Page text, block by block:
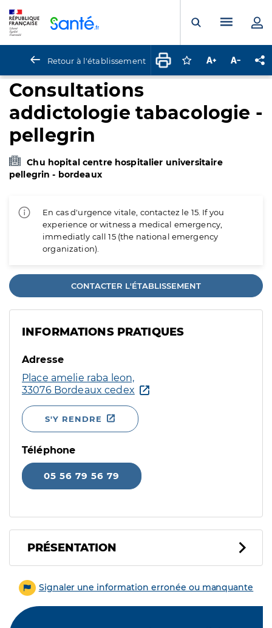
Ouvrir laMenu
Retour à l'établissement Connectez-vous
Augmenter la
Consultations
addictologie tabacologie -
pellegrin
Chu hopital centre hospitalier universitaire
pellegrin - bordeaux
En cas d'urgence vitale, contactez le 15. If you
experience or witness a medical emergency,
immediatly call 15 (the national emergency
organization).
CONTACTER L'ÉTABLISSEMENT
INFORMATIONS PRATIQUES
Adresse
Place amelie raba leon,
33076 Bordeaux cedex
S'Y RENDRE
Téléphone
05 56 79 56 79
PRÉSENTATION
Signaler une information erronée ou manquante